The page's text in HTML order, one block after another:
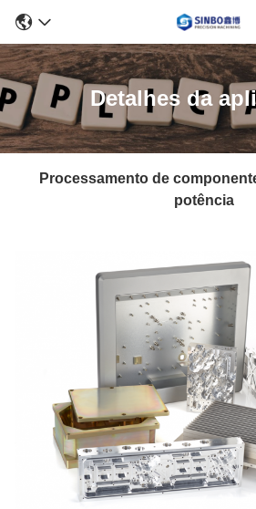
Detalhes da
Processamento de
potência